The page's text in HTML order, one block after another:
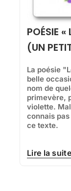
POÉSIE «
(UN
La poésie
belle
nom de
primevère,
violette.
connais
ce texte.
Lire la